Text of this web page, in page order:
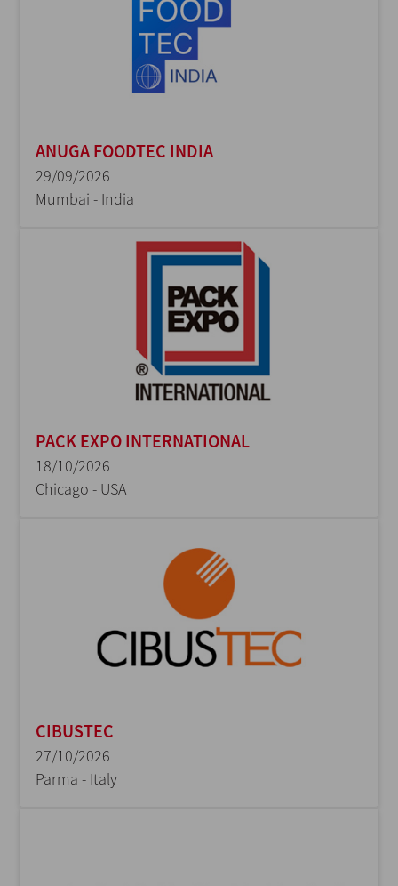
ANUGA FOODTEC INDIA
29/09/2026
Mumbai - India
PACK EXPO INTERNATIONAL
18/10/2026
Chicago - USA
CIBUSTEC
27/10/2026
Parma - Italy